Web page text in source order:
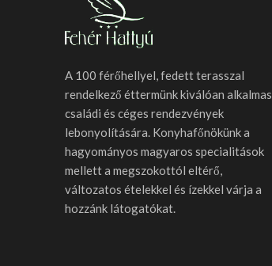
A 100 férőhellyel, fedett terasszal
rendelkező éttermünk kiválóan alkalmas
családi és céges rendezvények
lebonyolítására. Konyhafőnökünk a
hagyományos magyaros specialitások
mellett a megszokottól eltérő,
változatos ételekkel és ízekkel várja a
hozzánk látogatókat.